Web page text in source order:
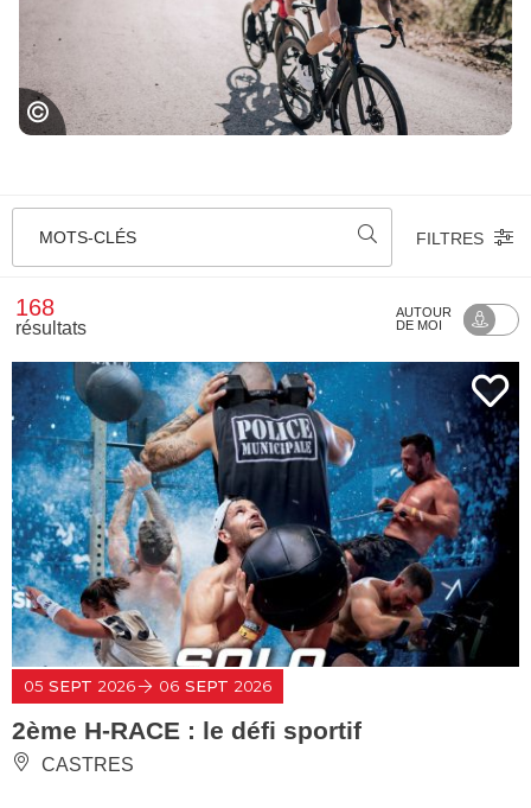
MOTS-CLÉS FILTRES
168
résultats
AUTOUR
DE MOI
05 SEPT 2026 06 SEPT 2026
2ème H-RACE : le défi sportif
CASTRES